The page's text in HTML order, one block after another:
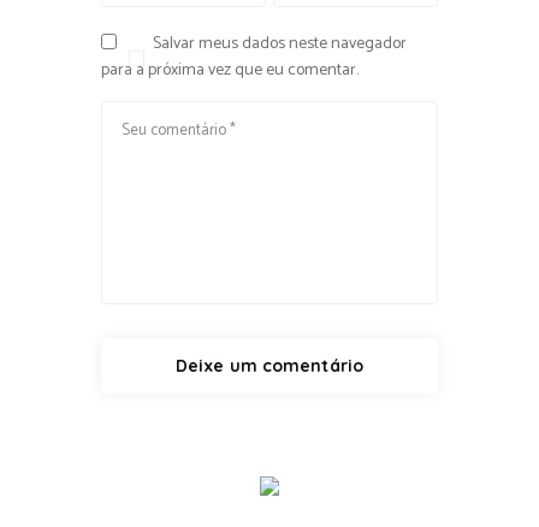
Salvar meus dados neste navegador
para a próxima vez que eu comentar.